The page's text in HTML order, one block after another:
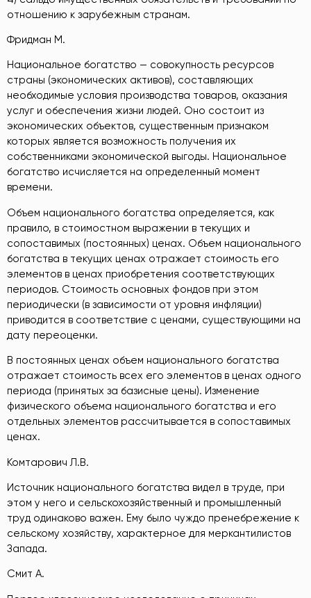
отношению к зарубежным странам.
Фридман М.
Национальное богатство — совокупность ресурсов
страны (экономических активов), составляющих
необходимые условия производства товаров, оказания
услуг и обеспечения жизни людей. Оно состоит из
экономических объектов, существенным признаком
которых является возможность получения их
собственниками экономической выгоды. Национальное
богатство исчисляется на определенный момент
времени.
Объем национального богатства определяется, как
правило, в стоимостном выражении в текущих и
сопоставимых (постоянных) ценах. Объем национального
богатства в текущих ценах отражает стоимость его
элементов в ценах приобретения соответствующих
периодов. Стоимость основных фондов при этом
периодически (в зависимости от уровня инфляции)
приводится в соответствие с ценами, существующими на
дату переоценки.
В постоянных ценах объем национального богатства
отражает стоимость всех его элементов в ценах одного
периода (принятых за базисные цены). Изменение
физического объема национального богатства и его
отдельных элементов рассчитывается в сопоставимых
ценах.
Комтарович Л.В.
Источник национального богатства видел в труде, при
этом у него и сельскохозяйственный и промышленный
труд одинаково важен. Ему было чуждо пренебрежение к
сельскому хозяйству, характерное для меркантилистов
Запада.
Смит А.